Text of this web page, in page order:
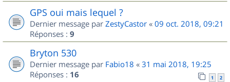
GPS oui mais lequel ?
Dernier message par ZestyCastor « 09 oct. 2018, 09:21
Réponses : 9
Bryton 530
Dernier message par Fabio18 « 31 mai 2018, 19:25
Réponses : 16 1 2